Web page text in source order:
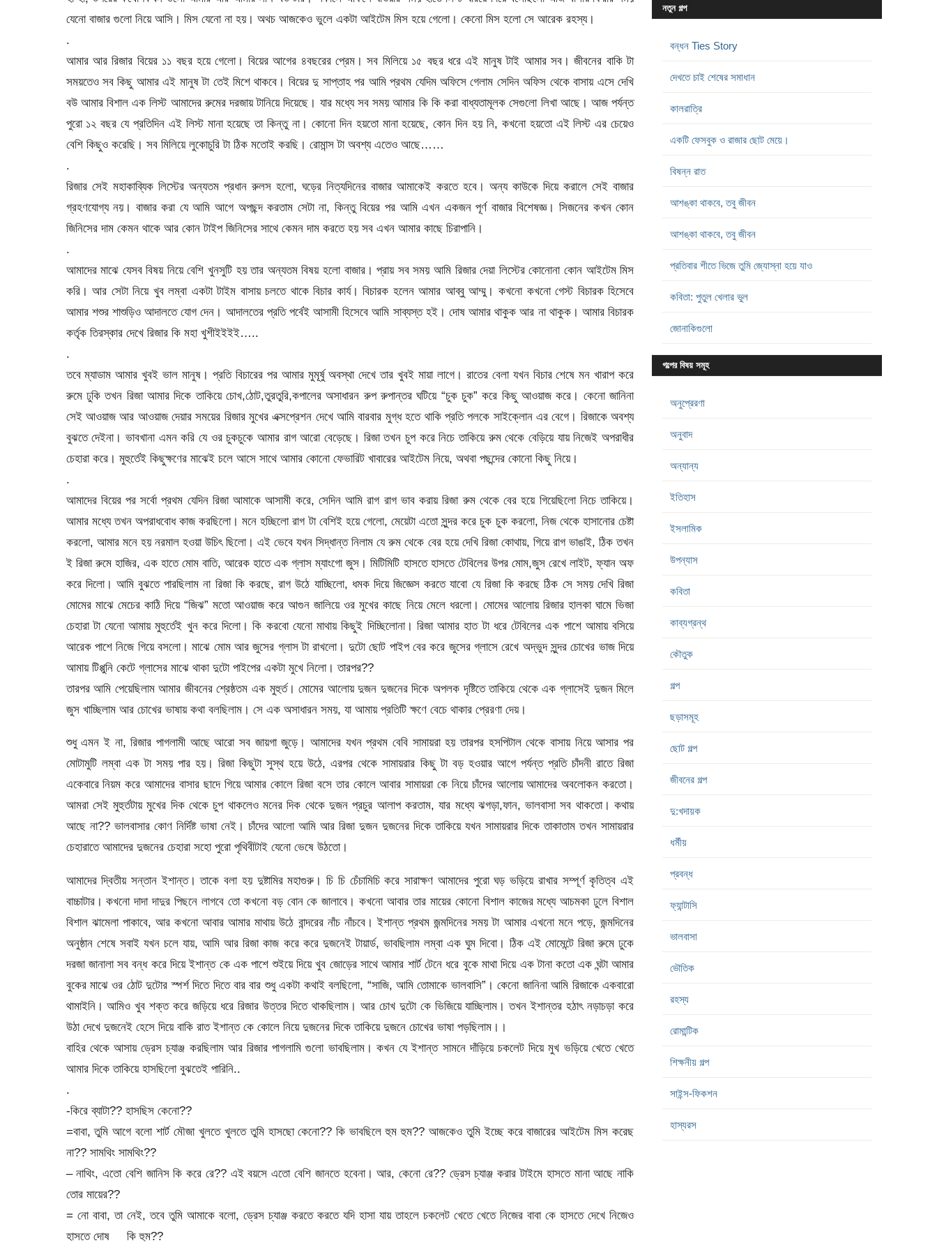
যেনো বাজার গুলো নিয়ে আসি। মিস যেনো না হয়। অথচ আজকেও ভুলে একটা আইটেম মিস হয়ে গেলো। কেনো মিস হলো সে আরেক রহস্য।
.
আমার আর রিজার বিয়ের ১১ বছর হয়ে গেলো। বিয়ের আগের ৪বছরের প্রেম। সব মিলিয়ে ১৫ বছর ধরে এই মানুষ টাই আমার সব। জীবনের বাকি টা
সময়তেও সব কিছু আমার এই মানুষ টা তেই মিশে থাকবে। বিয়ের দু সাপ্তাহ পর আমি প্রথম যেদিম অফিসে গেলাম সেদিন অফিস থেকে বাসায় এসে দেখি
বউ আমার বিশাল এক লিস্ট আমাদের রুমের দরজায় টানিয়ে দিয়েছে। যার মধ্যে সব সময় আমার কি কি করা বাধ্যতামূলক সেগুলো লিখা আছে। আজ পর্যন্ত
পুরো ১২ বছর যে প্রতিদিন এই লিস্ট মানা হয়েছে তা কিন্তু না। কোনো দিন হয়তো মানা হয়েছে, কোন দিন হয় নি, কখনো হয়তো এই লিস্ট এর চেয়েও
বেশি কিছুও করেছি। সব মিলিয়ে লুকোচুরি টা ঠিক মতোই করছি। রোমান্স টা অবশ্য এতেও আছে……
.
রিজার সেই মহাকাব্যিক লিস্টের অন্যতম প্রধান রুলস হলো, ঘড়ের নিত্যদিনের বাজার আমাকেই করতে হবে। অন্য কাউকে দিয়ে করালে সেই বাজার
গ্রহণযোগ্য নয়। বাজার করা যে আমি আগে অপছন্দ করতাম সেটা না, কিন্তু বিয়ের পর আমি এখন একজন পূর্ণ বাজার বিশেষজ্ঞ। সিজনের কখন কোন
জিনিসের দাম কেমন থাকে আর কোন টাইপ জিনিসের সাথে কেমন দাম করতে হয় সব এখন আমার কাছে চিরাপানি।
.
আমাদের মাঝে যেসব বিষয় নিয়ে বেশি খুনসুটি হয় তার অন্যতম বিষয় হলো বাজার। প্রায় সব সময় আমি রিজার দেয়া লিস্টের কোনোনা কোন আইটেম মিস
করি। আর সেটা নিয়ে খুব লম্বা একটা টাইম বাসায় চলতে থাকে বিচার কার্য। বিচারক হলেন আমার আব্বু আম্মু। কখনো কখনো গেস্ট বিচারক হিসেবে
আমার শশুর শাশুড়িও আদালতে যোগ দেন। আদালতের প্রতি পর্বেই আসামী হিসেবে আমি সাব্যস্ত হই। দোষ আমার থাকুক আর না থাকুক। আমার বিচারক
কর্তৃক তিরস্কার দেখে রিজার কি মহা খুশীইইইই…..
.
তবে ম্যাডাম আমার খুবই ভাল মানুষ। প্রতি বিচারের পর আমার মুমূর্ষু অবস্থা দেখে তার খুবই মায়া লাগে। রাতের বেলা যখন বিচার শেষে মন খারাপ করে
রুমে ঢুকি তখন রিজা আমার দিকে তাকিয়ে চোখ,ঠোট,তুরতুরি,কপালের অসাধারন রুপ রুপান্তর ঘটিয়ে “চুক চুক” করে কিছু আওয়াজ করে। কেনো জানিনা
সেই আওয়াজ আর আওয়াজ দেয়ার সময়ের রিজার মুখের এক্সপ্রেশন দেখে আমি বারবার মুগ্ধ হতে থাকি প্রতি পলকে সাইক্লোন এর বেগে। রিজাকে অবশ্য
বুঝতে দেইনা। ভাবখানা এমন করি যে ওর চুকচুকে আমার রাগ আরো বেড়েছে। রিজা তখন চুপ করে নিচে তাকিয়ে রুম থেকে বেড়িয়ে যায় নিজেই অপরাধীর
চেহারা করে। মুহুর্তেই কিছুক্ষণের মাঝেই চলে আসে সাথে আমার কোনো ফেভারিট খাবারের আইটেম নিয়ে, অথবা পছন্দের কোনো কিছু নিয়ে।
.
আমাদের বিয়ের পর সর্বো প্রথম যেদিন রিজা আমাকে আসামী করে, সেদিন আমি রাগ রাগ ভাব করায় রিজা রুম থেকে বের হয়ে গিয়েছিলো নিচে তাকিয়ে।
আমার মধ্যে তখন অপরাধবোধ কাজ করছিলো। মনে হচ্ছিলো রাগ টা বেশিই হয়ে গেলো, মেয়েটা এতো সুন্দর করে চুক চুক করলো, নিজ থেকে হাসানোর চেষ্টা
করলো, আমার মনে হয় নরমাল হওয়া উচিৎ ছিলো। এই ভেবে যখন সিদ্ধান্ত নিলাম যে রুম থেকে বের হয়ে দেখি রিজা কোথায়, গিয়ে রাগ ভাঙাই, ঠিক তখন
ই রিজা রুমে হাজির, এক হাতে মোম বাতি, আরেক হাতে এক গ্লাস ম্যাংগো জুস। মিটিমিটি হাসতে হাসতে টেবিলের উপর মোম,জুস রেখে লাইট, ফ্যান অফ
করে দিলো। আমি বুঝতে পারছিলাম না রিজা কি করছে, রাগ উঠে যাচ্ছিলো, ধমক দিয়ে জিজ্ঞেস করতে যাবো যে রিজা কি করছে ঠিক সে সময় দেখি রিজা
মোমের মাঝে মেচের কাঠি দিয়ে “জিঝ” মতো আওয়াজ করে আগুন জালিয়ে ওর মুখের কাছে নিয়ে মেলে ধরলো। মোমের আলোয় রিজার হালকা ঘামে ভিজা
চেহারা টা যেনো আমায় মুহুর্তেই খুন করে দিলো। কি করবো যেনো মাথায় কিছুই দিচ্ছিলোনা। রিজা আমার হাত টা ধরে টেবিলের এক পাশে আমায় বসিয়ে
আরেক পাশে নিজে গিয়ে বসলো। মাঝে মোম আর জুসের গ্লাস টা রাখলো। দুটো ছোট পাইপ বের করে জুসের গ্লাসে রেখে অদ্ভুদ সুন্দর চোখের ভাজ দিয়ে
আমায় টিপ্পুনি কেটে গ্লাসের মাঝে থাকা দুটো পাইপের একটা মুখে নিলো। তারপর??
তারপর আমি পেয়েছিলাম আমার জীবনের শ্রেষ্ঠতম এক মুহুর্ত। মোমের আলোয় দুজন দুজনের দিকে অপলক দৃষ্টিতে তাকিয়ে থেকে এক গ্লাসেই দুজন মিলে
জুস খাচ্ছিলাম আর চোখের ভাষায় কথা বলছিলাম। সে এক অসাধারন সময়, যা আমায় প্রতিটি ক্ষণে বেচে থাকার প্রেরণা দেয়।
শুধু এমন ই না, রিজার পাগলামী আছে আরো সব জায়গা জুড়ে। আমাদের যখন প্রথম বেবি সামায়রা হয় তারপর হসপিটাল থেকে বাসায় নিয়ে আসার পর
মোটামুটি লম্বা এক টা সময় পার হয়। রিজা কিছুটা সুস্থ হয়ে উঠে, এরপর থেকে সামায়রার কিছু টা বড় হওয়ার আগে পর্যন্ত প্রতি চাঁদনী রাতে রিজা
একেবারে নিয়ম করে আমাদের বাসার ছাদে গিয়ে আমার কোলে রিজা বসে তার কোলে আবার সামায়রা কে নিয়ে চাঁদের আলোয় আমাদের অবলোকন করতো।
আমরা সেই মুহুর্তটায় মুখের দিক থেকে চুপ থাকলেও মনের দিক থেকে দুজন প্রচুর আলাপ করতাম, যার মধ্যে ঝগড়া,ফান, ভালবাসা সব থাকতো। কথায়
আছে না?? ভালবাসার কোণ নির্দিষ্ট ভাষা নেই। চাঁদের আলো আমি আর রিজা দুজন দুজনের দিকে তাকিয়ে যখন সামায়রার দিকে তাকাতাম তখন সামায়রার
চেহারাতে আমাদের দুজনের চেহারা সহো পুরো পৃথিবীটাই যেনো ভেষে উঠতো।
আমাদের দ্বিতীয় সন্তান ইশান্ত। তাকে বলা হয় দুষ্টামির মহাগুরু। চি চি চেঁচামিচি করে সারাক্ষণ আমাদের পুরো ঘড় ভড়িয়ে রাখার সম্পূর্ণ কৃতিত্ব এই
বাচ্চাটার। কখনো দাদা দাদুর পিছনে লাগবে তো কখনো বড় বোন কে জালাবে। কখনো আবার তার মায়ের কোনো বিশাল কাজের মধ্যে আচমকা ঢুলে বিশাল
বিশাল ঝামেলা পাকাবে, আর কখনো আবার আমার মাথায় উঠে বান্দরের নাঁচ নাঁচবে। ইশান্ত প্রথম জন্মদিনের সময় টা আমার এখনো মনে পড়ে, জন্মদিনের
অনুষ্ঠান শেষে সবাই যখন চলে যায়, আমি আর রিজা কাজ করে করে দুজনেই টায়ার্ড, ভাবছিলাম লম্বা এক ঘুম দিবো। ঠিক এই মোমেন্টে রিজা রুমে ঢুকে
দরজা জানালা সব বন্ধ করে দিয়ে ইশান্ত কে এক পাশে শুইয়ে দিয়ে খুব জোড়ের সাথে আমার শার্ট টেনে ধরে বুকে মাথা দিয়ে এক টানা কতো এক ঘন্টা আমার
বুকের মাঝে ওর ঠোট দুটোর স্পর্শ দিতে দিতে বার বার শুধু একটা কথাই বলছিলো, “সাজি, আমি তোমাকে ভালবাসি”। কেনো জানিনা আমি রিজাকে একবারো
থামাইনি। আমিও খুব শক্ত করে জড়িয়ে ধরে রিজার উত্তর দিতে থাকছিলাম। আর চোখ দুটো কে ভিজিয়ে যাচ্ছিলাম। তখন ইশান্তর হঠাৎ নড়াচড়া করে
উঠা দেখে দুজনেই হেসে দিয়ে বাকি রাত ইশান্ত কে কোলে নিয়ে দুজনের দিকে তাকিয়ে দুজনে চোখের ভাষা পড়ছিলাম।।
বাহির থেকে আসায় ড্রেস চ্যাঞ্জ করছিলাম আর রিজার পাগলামি গুলো ভাবছিলাম। কখন যে ইশান্ত সামনে দাঁড়িয়ে চকলেট দিয়ে মুখ ভড়িয়ে খেতে খেতে
আমার দিকে তাকিয়ে হাসছিলো বুঝতেই পারিনি..
.
-কিরে ব্যাটা?? হাসছিস কেনো??
=বাবা, তুমি আগে বলো শার্ট মৌজা খুলতে খুলতে তুমি হাসছো কেনো?? কি ভাবছিলে হুম হুম?? আজকেও তুমি ইচ্ছে করে বাজারের আইটেম মিস করেছ
না?? সামথিং সামথিং??
– নাথিং, এতো বেশি জানিস কি করে রে?? এই বয়সে এতো বেশি জানতে হবেনা। আর, কেনো রে?? ড্রেস চ্যাঞ্জ করার টাইমে হাসতে মানা আছে নাকি
তোর মায়ের??
= নো বাবা, তা নেই, তবে তুমি আমাকে বলো, ড্রেস চ্যাঞ্জ করতে করতে যদি হাসা যায় তাহলে চকলেট খেতে খেতে নিজের বাবা কে হাসতে দেখে নিজেও
হাসতে দোষ কি হুম??
নতুন গল্প
বন্ধন Ties Story
দেখতে চাই শেষের সমাধান
কালরাত্রি
একটি ফেসবুক ও রাজার ছোট মেয়ে।
বিষন্ন রাত
আশঙ্কা থাকবে, তবু জীবন
আশঙ্কা থাকবে, তবু জীবন
প্রতিবার শীতে ভিজে তুমি জ্যোস্না হয়ে যাও
কবিতা: পুতুল খেলার ভুল
জোনাকিগুলো
গল্পের বিষয় সমূহ
অনুপ্রেরণা
অনুবাদ
অন্যান্য
ইতিহাস
ইসলামিক
উপন্যাস
কবিতা
কাব্যগ্রন্থ
কৌতুক
গল্প
ছড়াসমূহ
ছোট গল্প
জীবনের গল্প
দু:খদায়ক
ধর্মীয়
প্রবন্ধ
ফ্যান্টাসি
ভালবাসা
ভৌতিক
রহস্য
রোমান্টিক
শিক্ষনীয় গল্প
সাইন্স-ফিকশন
হাস্যরস